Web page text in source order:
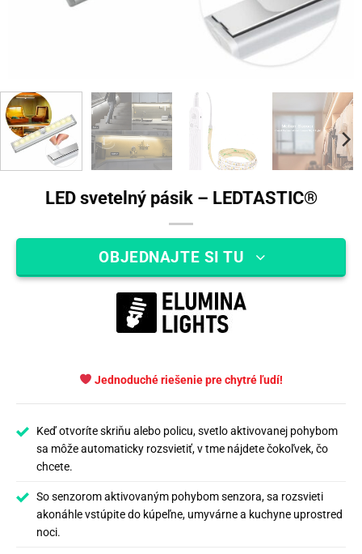
LED svetelný pásik – LEDTASTIC®
OBJEDNAJTE SI TU
Jednoduché riešenie pre chytré ľudí!
Keď otvoríte skriňu alebo policu, svetlo aktivovanej pohybom
sa môže automaticky rozsvietiť, v tme nájdete čokoľvek, čo
chcete.
So senzorom aktivovaným pohybom senzora, sa rozsvieti
akonáhle vstúpite do kúpeľne, umyvárne a kuchyne uprostred
noci.